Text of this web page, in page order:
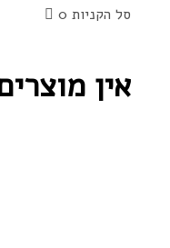
סל הקניות 0
אין